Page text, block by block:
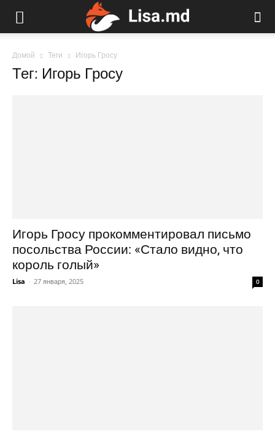
Домой Теги Игорь Гросу
Тег: Игорь Гросу
Игорь Гросу прокомментировал письмо
посольства России: «Стало видно, что
король голый»
Lisa - 27 января, 2025 0